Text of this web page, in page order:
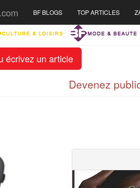
écrivez un article
BF BLOGS TOP ARTICLES
Devenez